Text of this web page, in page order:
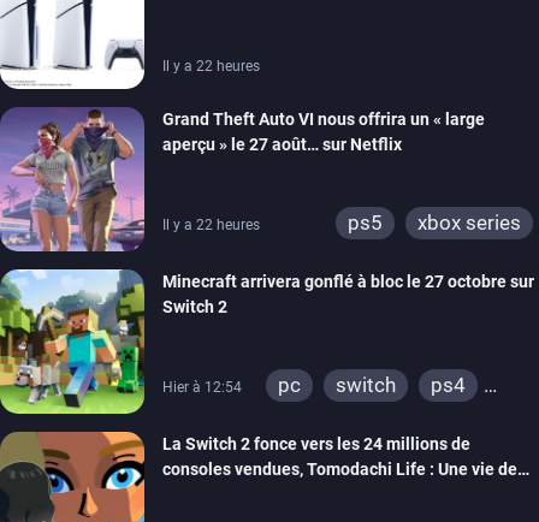
Il y a 22 heures
Grand Theft Auto VI nous offrira un « large
aperçu » le 27 août… sur Netflix
Il y a 22 heures ps5 xbox series
Minecraft arrivera gonflé à bloc le 27 octobre sur
Switch 2
Hier à 12:54 pc switch
ps4
wiiu
3ds
ps3
xbox 360
switch 2
La Switch 2 fonce vers les 24 millions de
consoles vendues, Tomodachi Life : Une vie de